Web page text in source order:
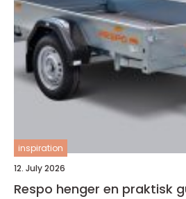
inspiration
12. July 2026
Respo henger en praktisk guide til valg av